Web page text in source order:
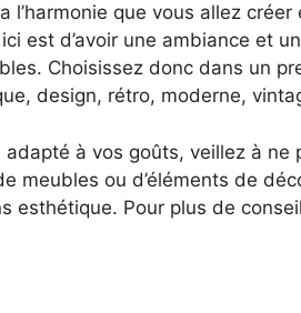
l’harmonie que vous allez
est d’avoir une ambiance et
Choisissez donc dans un
design, rétro, moderne,
à vos goûts, veillez à ne
meubles ou d’éléments de
esthétique. Pour plus de